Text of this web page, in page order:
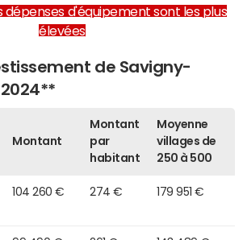
dépenses d'équipement sont les plus
élevées
de Savigny-
Montant
Montant
par
habitant
Moyenne
villages de
250 à 500
104 260 € 274 € 179 951 €